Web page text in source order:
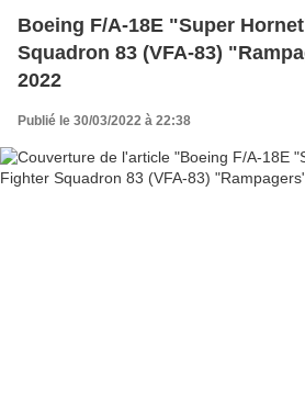
Boeing F/A-18E "Super
Squadron 83 (VFA-83)
2022
Publié le 30/03/2022 à 22:38